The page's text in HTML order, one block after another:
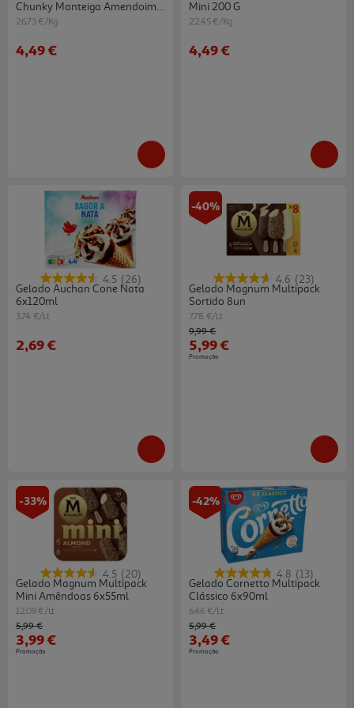
Chunky Manteiga Amendoim
4x42g
26.73 €/Kg
4,49 €
Mini 200 G
22.45 €/Kg
4,49 €
4.5 (26)
Gelado Auchan Cone Nata
6x120ml
3.74 €/Lt
2,69 €
-40%
4.6 (23)
Gelado Magnum Multipack
Sortido 8un
7.78 €/Lt
Price reduced from
9,99 €to
5,99 €
Promoção
-33%
4.5 (20)
Gelado Magnum Multipack
Mini Amêndoas 6x55ml
12.09 €/Lt
Price reduced from
5,99 €to
3,99 €
Promoção
-42%
4.8 (13)
Gelado Cornetto Multipack
Clássico 6x90ml
6.46 €/Lt
Price reduced from
5,99 €to
3,49 €
Promoção